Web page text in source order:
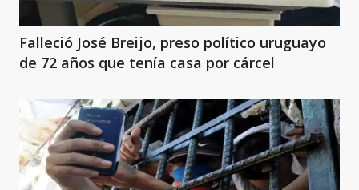
Falleció José Breijo, preso político uruguayo
de 72 años que tenía casa por cárcel